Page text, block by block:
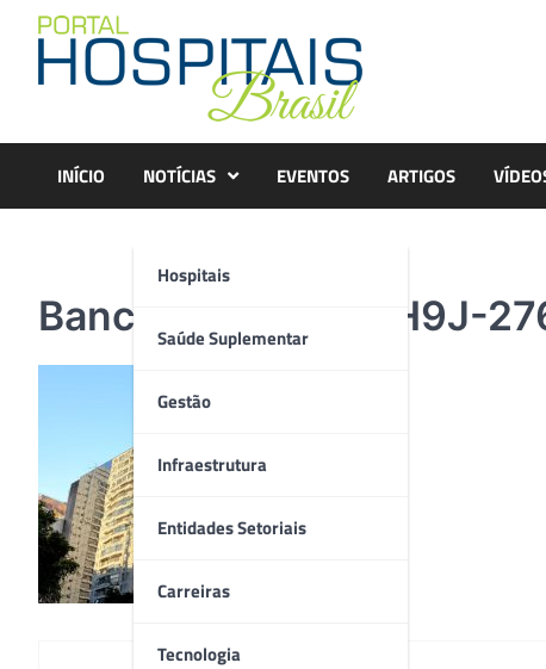
content
INÍCIO NOTÍCIAS
Hospitais
Saúde Suplementar
Gestão
Infraestrutura
Entidades Setoriais
Carreiras
Tecnologia
EVENTOS ARTIGOS
Banco de Imagem H9J-